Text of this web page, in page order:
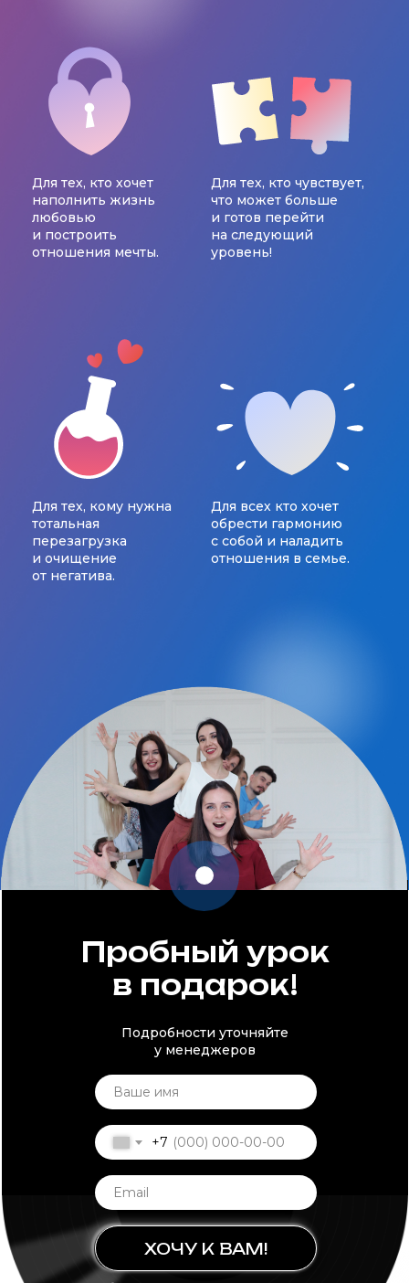
+7
ХОЧУ К ВАМ!
Для всех кто хочет
обрести гармонию
с собой и наладить
отношения в семье.
Для тех, кому нужна
тотальная
перезагрузка
и очищение
от негатива.
Для тех, кто хочет
наполнить жизнь
любовью
и построить
отношения мечты.
Для тех, кто чувствует,
что может больше
и готов перейти
на следующий
уровень!
Пробный урок
в подарок!
Подробности уточняйте
у менеджеров
часто